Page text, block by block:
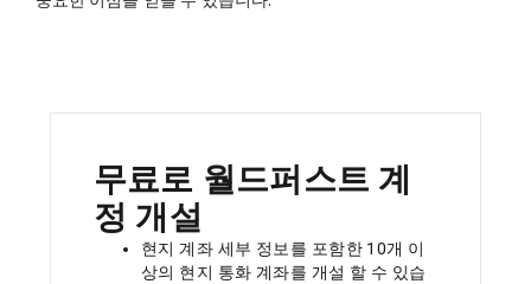
무료로 월드퍼스트 계
정 개설
현지 계좌 세부 정보를 포함한 10개 이
상의 현지 통화 계좌를 개설 할 수 있습